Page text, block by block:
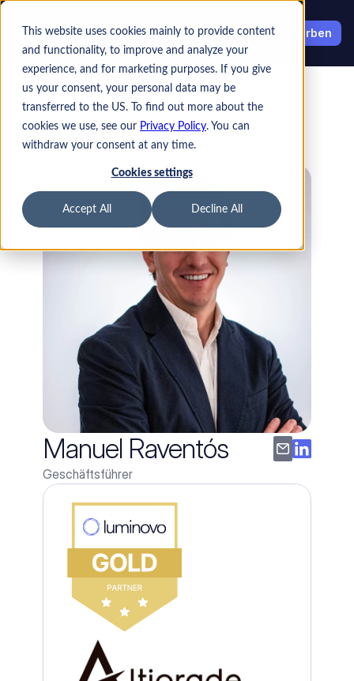
This website uses cookies mainly to provide content
and functionality, to improve and analyze your
experience, and for marketing purposes. If you give
us your consent, your personal data may be
transferred to the US. To find out more about the
cookies we use, see our Privacy Policy. You can
withdraw your consent at any time.
Cookies settings
Accept All Decline All
Jetzt bewerben
Zurück zu Botschaftern
Manuel Raventós
Geschäftsführer